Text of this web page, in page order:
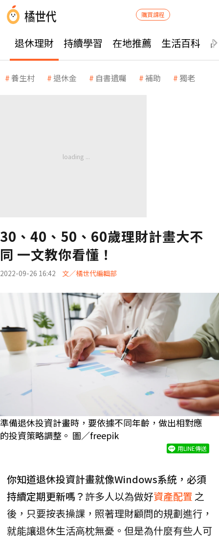
購買課程
退休理財 持續學習 在地推薦 生活百科
養生村 退休金 自書遺囑 補助 獨老
30、40、50、60歲理財計畫大不
同 一文教你看懂！
2022-09-26 16:42 文／橘世代編輯部
準備退休投資計畫時，要依據不同年齡，做出相對應
的投資策略調整。 圖／freepik
用LINE傳送
你知道退休投資計畫就像Windows系統，必須
持續定期更新嗎？ 許多人以為做好資產配置 之
後，只要按表操課，照著理財顧問的規劃進行，
就能讓退休生活高枕無憂。但是為什麼有些人可